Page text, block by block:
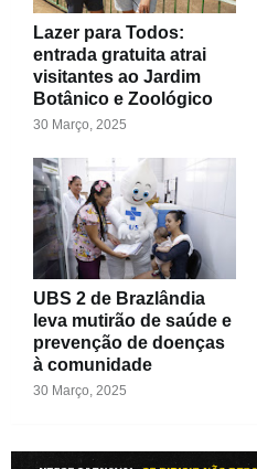
Lazer para Todos:
entrada gratuita atrai
visitantes ao Jardim
Botânico e Zoológico
30 Março, 2025
UBS 2 de Brazlândia
leva mutirão de saúde e
prevenção de doenças
à comunidade
30 Março, 2025